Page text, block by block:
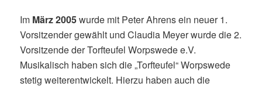
Im März 2005wurde mit Peter Ahrens ein neuer 1.
Vorsitzender gewählt und Claudia Meyer wurde die 2.
Vorsitzende der Torfteufel Worpswede e.V.
Musikalisch haben sich die „Torfteufel“ Worpswede
stetig weiterentwickelt. Hierzu haben auch die